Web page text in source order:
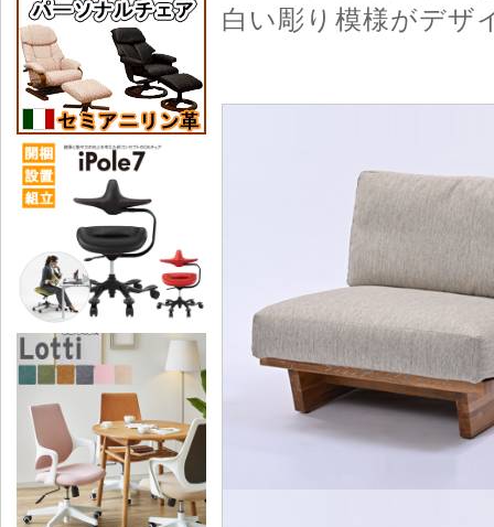
白い彫り模様がデザ